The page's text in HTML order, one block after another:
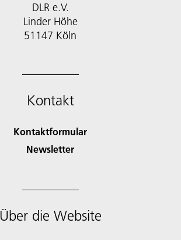
DLR e.V.
Linder Höhe
51147 Köln
Kontakt
Kontaktformular
Newsletter
Über die Website